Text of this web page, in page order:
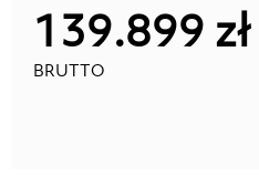
139.899 zł
BRUTTO